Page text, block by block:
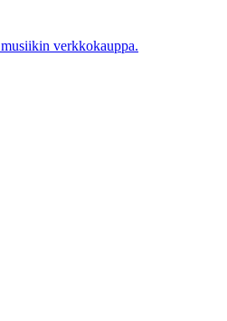
verkkokauppa.